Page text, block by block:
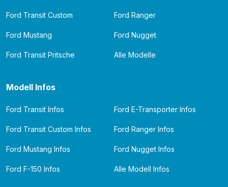
Ford Transit Custom Ford Ranger
Ford Mustang Ford Nugget
Ford Transit Pritsche Alle Modelle
Modell Infos
Ford Transit Infos Ford E-Transporter Infos
Ford Transit Custom Infos Ford Ranger Infos
Ford Mustang Infos Ford Nugget Infos
Ford F-150 Infos Alle Modell Infos